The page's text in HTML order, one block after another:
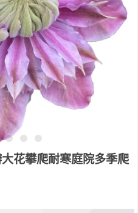
花攀爬耐寒庭院多季爬